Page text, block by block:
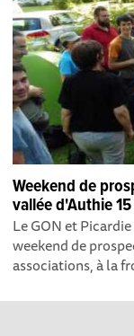
Weekend de
vallée d'Authie
Le GON et
weekend de
associations, à la